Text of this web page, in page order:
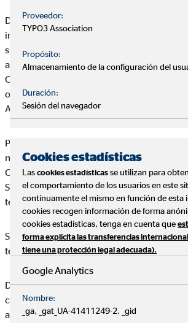
Daniel Nogales Pascual es el titular de la
informa de que el acceso y uso de la página
subdominios y directorios incluidos bajo la
adelante, conjuntamente denominados
OVB”), así como los servicios que a través
obtener, están sujetos a los términos que se
Aviso Legal.
Por ello, si las consideraciones detalladas
no son de su conformidad, rogamos no
OVB, ya que cualquier uso que haga del
Servicios en él incluidos implicará la
términos legales recogidos en este texto.
Servicios en él incluidos implicará la
términos legales recogidos en este texto.
Daniel Nogales Pascual se reserva el
cambios en el Web de sin previo aviso, con
actualizar, corregir, modificar, añadir o
Proveedor:
TYPO3 Association
Propósito:
Almacenamiento de la configuración del
Duración:
Sesión del navegador
Cookies estadísticas
Las cookies estadísticas se utilizan para
el comportamiento de los usuarios en este
continuamente el mismo en función de esta
cookies recogen información de forma
cookies estadísticas, tenga en cuenta que
forma explícita las transferencias
tiene una protección legal adecuada).
Google Analytics
Nombre:
_ga, _gat_UA-41411249-2, _gid